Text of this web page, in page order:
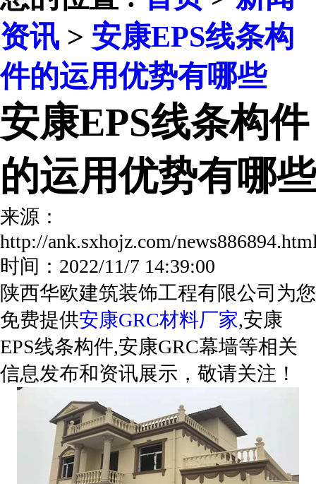
资讯 > 安康EPS线条构
件的运用优势有哪些
安康EPS线条构件
的运用优势有哪些
来源：
http://ank.sxhojz.com/
时间：2022/11/7 14:39:00
陕西华欧建筑装饰工程有限公司为您
免费提供安康GRC材料厂家,安康
EPS线条构件,安康GRC幕墙等相关
信息发布和资讯展示，敬请关注！